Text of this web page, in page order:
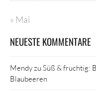
« Mai
NEUESTE KOMMENTARE
Mendyzu Süß & fruchtig:
Blaubeeren